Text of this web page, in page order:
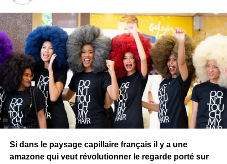
Si dans le paysage capillaire français il y a une
amazone qui veut révolutionner le regarde porté sur